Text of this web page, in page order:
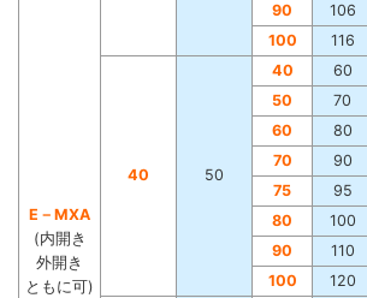
E－MXA
(内開き
外開き
ともに可)
90
106
100
116
40 50
40 60
50
70
60
80
70
90
75
95
80
100
90
110
100
120